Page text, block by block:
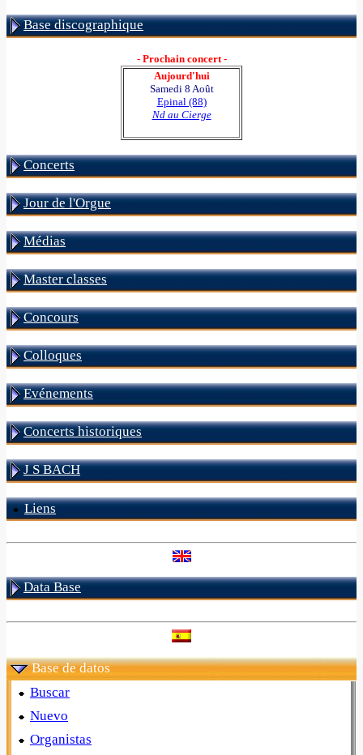
Base discographique
- Prochain concert -
Aujourd'hui
Samedi 8 Août
Epinal (88)
Nd au Cierge
Concerts
Jour de l'Orgue
Médias
Master classes
Concours
Colloques
Evénements
Concerts historiques
J S BACH
Liens
Data Base
Base de datos
Buscar
Nuevo
Organistas